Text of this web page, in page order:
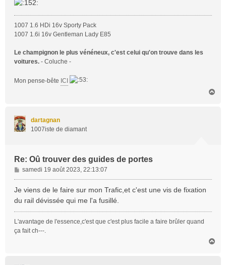
1007 1.6 HDi 16v Sporty Pack
1007 1.6i 16v Gentleman Lady E85
Le champignon le plus vénéneux, c'est celui qu'on trouve dans les
voitures. - Coluche -
Mon pense-bête ICI
dartagnan
1007iste de diamant
Re: Oû trouver des guides de portes
M
e
s
a
g
e
samedi 19 août 2023, 22:13:07
Je viens de le faire sur mon Trafic,et c'est une vis de fixation
du rail dévissée qui me l'a fusillé.
L'avantage de l'essence,c'est que c'est plus facile a faire brûler quand
ça fait ch---.